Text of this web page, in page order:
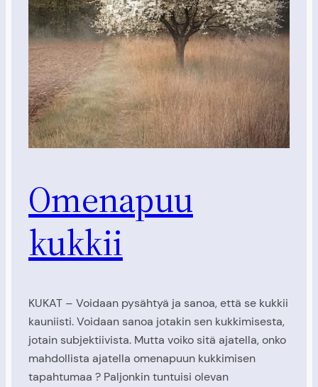
Omenapuu
kukkii
KUKAT – Voidaan pysähtyä ja sanoa, että se kukkii
kauniisti. Voidaan sanoa jotakin sen kukkimisesta,
jotain subjektiivista. Mutta voiko sitä ajatella, onko
mahdollista ajatella omenapuun kukkimisen
tapahtumaa ? Paljonkin tuntuisi olevan